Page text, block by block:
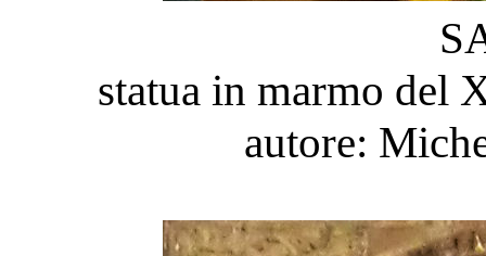
statua in marmo del
autore: